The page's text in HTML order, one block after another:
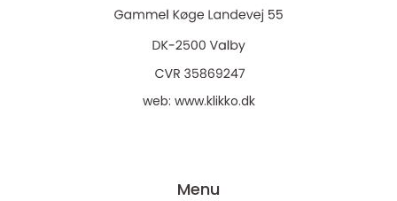
web: www.klikko.dk
Menu